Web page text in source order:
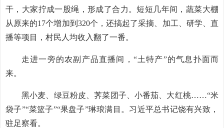
干，大家拧成一股绳，形成了合力。短短几年间，蔬菜大棚
从原来的17个增加到320个，还搞起了采摘、加工、研学、直
播等项目，村民人均收入翻了一番。
走进一旁的农副产品直播间，“土特产”的气息扑面而
来。
黑小麦、绿豆粉皮、荠菜团子、小番茄、大红桃……“米
袋子”“菜篮子”“果盘子”琳琅满目。习近平总书记饶有兴致，
驻足察看。